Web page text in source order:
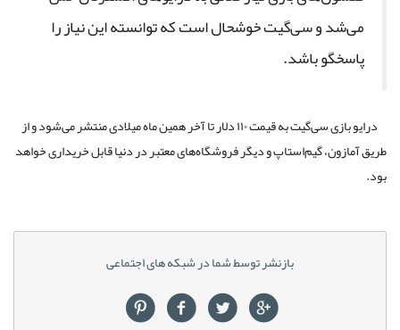
می‌شد و سی‌گیت خوشحال است که توانسته این نیاز را
پاسخگو باشد.
درایو بازی سی‌گیت به قیمت ۱۱۰ دلار تا آخر همین ماه میلادی منتشر می‌شود و از
طریق آمازون، گیم‌استاپ و دیگر فروشگاه‌های معتبر در دنیا قابل خریداری خواهد
بود.
بازنشر توسط شما در شبکه های اجتماعی